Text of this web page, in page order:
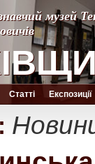
музей
музей
Статті Експозиції